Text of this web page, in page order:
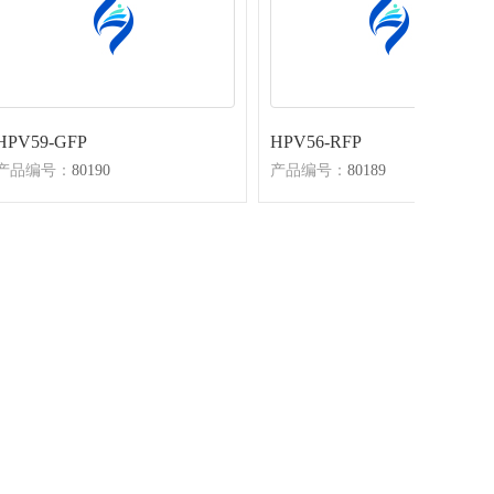
GFP
品编号： 80190
HPV56-RFP
产品编号： 80189